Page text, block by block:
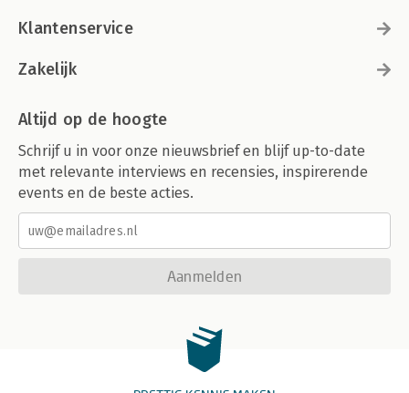
Klantenservice
Zakelijk
Altijd op de hoogte
Schrijf u in voor onze nieuwsbrief en blijf up-to-date
met relevante interviews en recensies, inspirerende
events en de beste acties.
Aanmelden